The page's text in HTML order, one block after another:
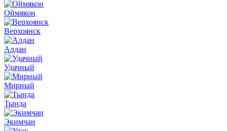
Оймякон
Верхоянск
Алдан
Удачный
Мирный
Тында
Экимчан